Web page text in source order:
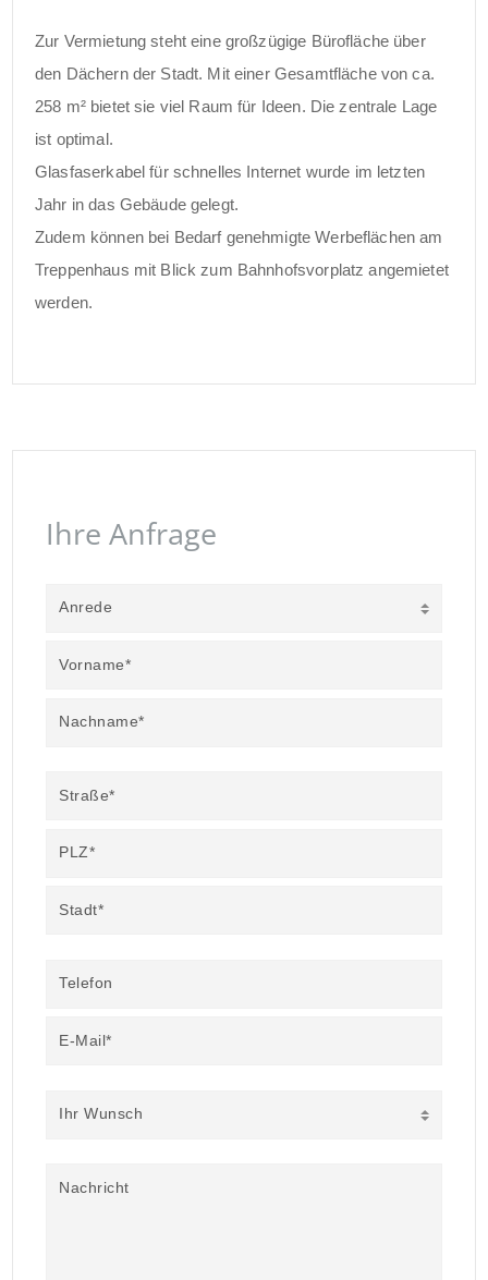
Zur Vermietung steht eine großzügige Bürofläche über
den Dächern der Stadt. Mit einer Gesamtfläche von ca.
258 m² bietet sie viel Raum für Ideen. Die zentrale Lage
ist optimal.
Glasfaserkabel für schnelles Internet wurde im letzten
Jahr in das Gebäude gelegt.
Zudem können bei Bedarf genehmigte Werbeflächen am
Treppenhaus mit Blick zum Bahnhofsvorplatz angemietet
werden.
Ihre Anfrage
Anrede
Vorname*
Nachname*
Straße*
PLZ*
Stadt*
Telefon
E-Mail*
Ihr Wunsch
Nachricht